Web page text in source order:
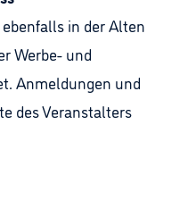
ebenfalls in der Alten
Werbe- und
Anmeldungen und
des Veranstalters